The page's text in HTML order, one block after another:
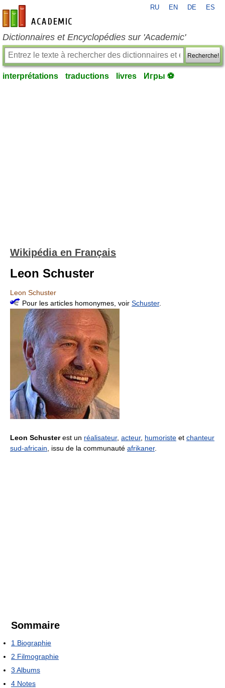
fr-academic.com
RU EN DE ES
Dictionnaires et Encyclopédies sur 'Academic'
Recherche!
interprétations traductions livres Игры ⚽
Wikipédia en Français
Leon Schuster
Leon Schuster
Pour les articles homonymes, voir Schuster.
Leon Schusterest un réalisateur, acteur, humoriste et chanteur
sud-africain , issu de la communauté afrikaner.
Sommaire
1 Biographie
2 Filmographie
3 Albums
4 Notes